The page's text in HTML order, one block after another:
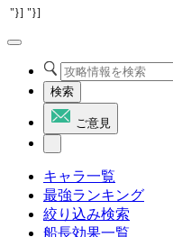
"}] "}]
検索
ご意見
キャラ一覧
最強ランキング
絞り込み検索
船長効果一覧